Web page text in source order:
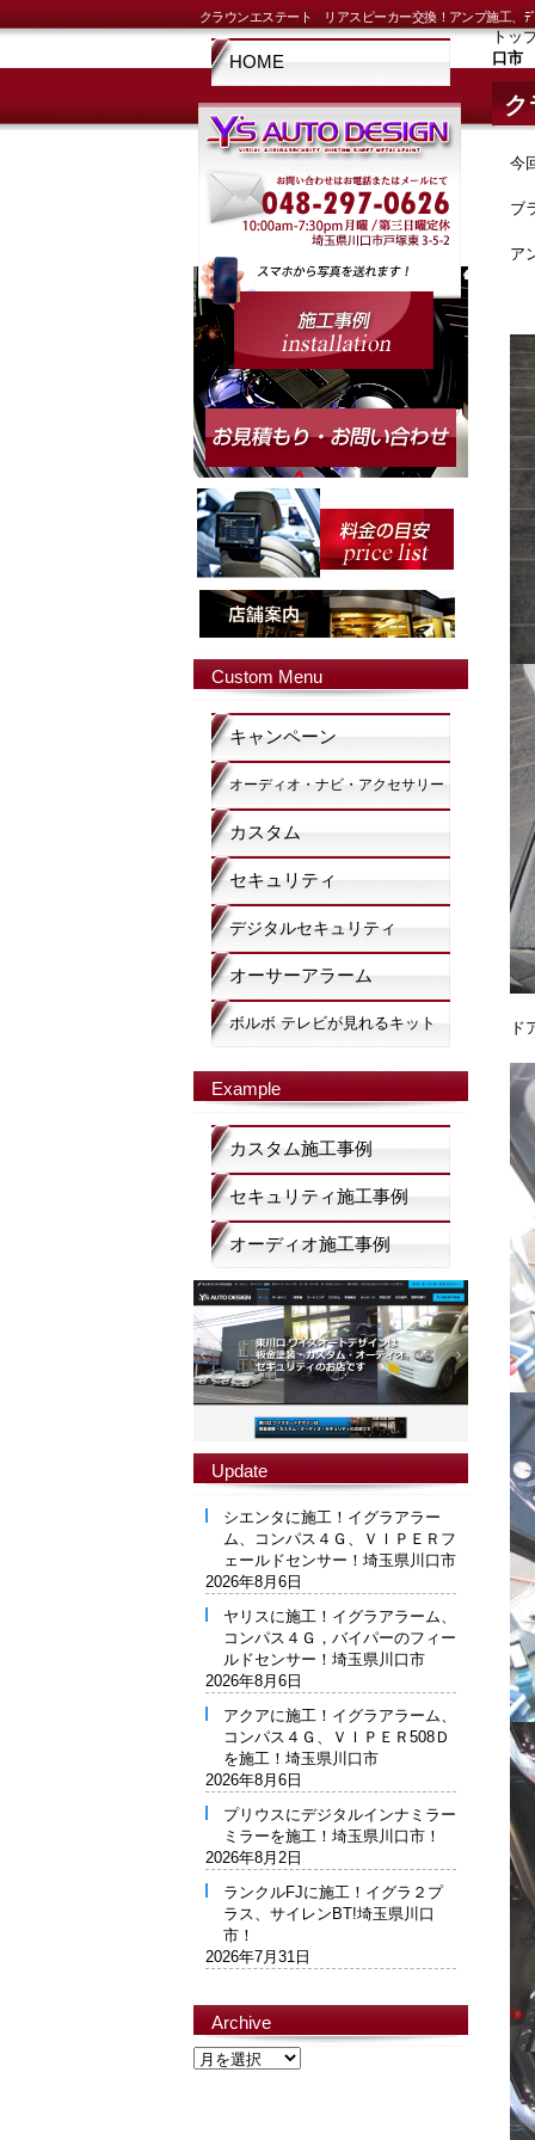
クラウンエステート リアスピーカー交換！アンプ施工、ﾃ
トッ
口市
ク
今
ブ
ア
ド
HOME
Custom Menu
キャンペーン
オーディオ・ナビ・アクセサリー
カスタム
セキュリティ
デジタルセキュリティ
オーサーアラーム
ボルボ テレビが見れるキット
Example
カスタム施工事例
セキュリティ施工事例
オーディオ施工事例
Update
シエンタに施工！イグラアラー
ム、コンパス４Ｇ、ＶＩＰＥＲフ
ェールドセンサー！埼玉県川口市
2026年8月6日
ヤリスに施工！イグラアラーム、
コンパス４Ｇ，バイパーのフィー
ルドセンサー！埼玉県川口市
2026年8月6日
アクアに施工！イグラアラーム、
コンパス４Ｇ、ＶＩＰＥＲ508Ｄ
を施工！埼玉県川口市
2026年8月6日
プリウスにデジタルインナミラー
ミラーを施工！埼玉県川口市！
2026年8月2日
ランクルFJに施工！イグラ２プ
ラス、サイレンBT!埼玉県川口
市！
2026年7月31日
Archive
Archive